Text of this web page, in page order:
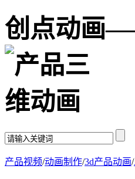
创点动画
产品视频/动画制作/3d产品动画/